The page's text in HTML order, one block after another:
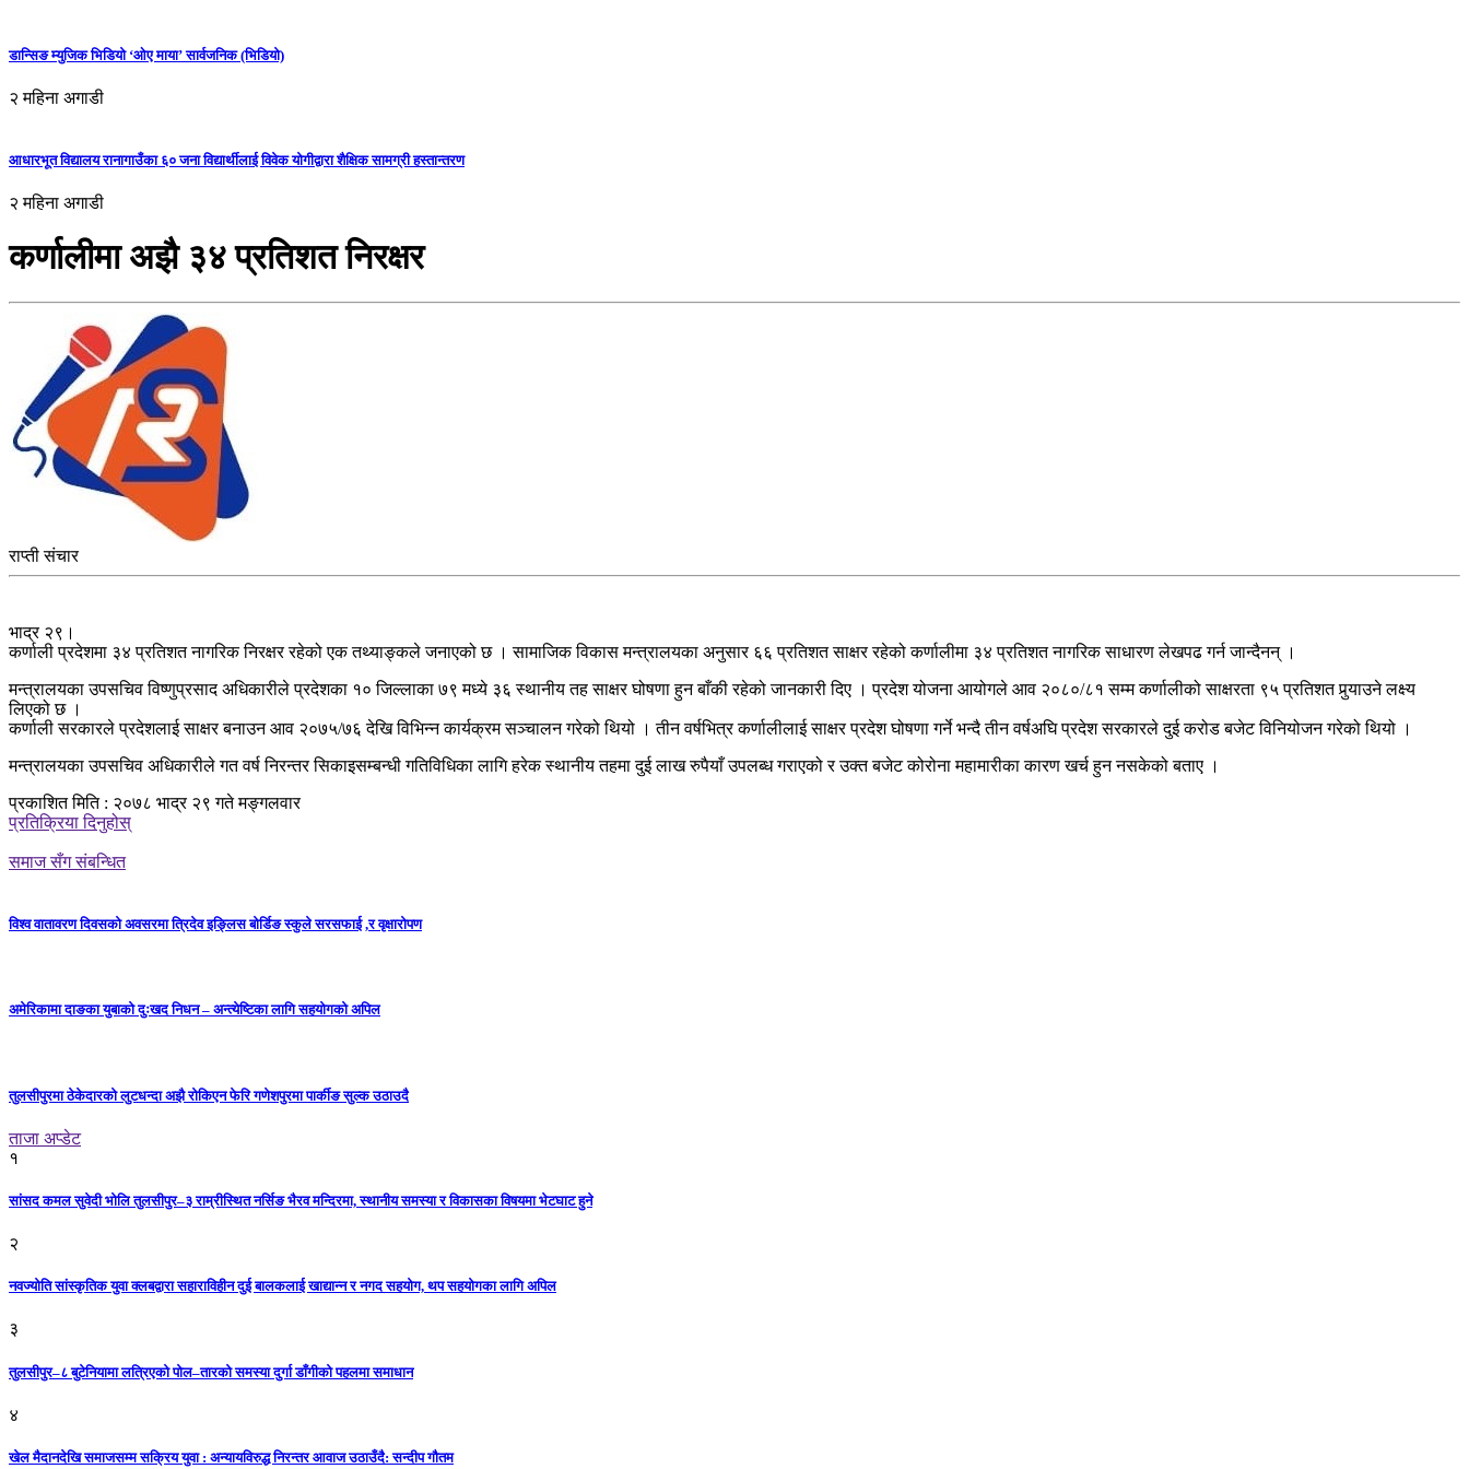
डान्सिङ म्युजिक भिडियो ‘ओए माया’ सार्वजनिक (भिडियो)
२ महिना अगाडी
आधारभूत विद्यालय रानागाउँका ६० जना विद्यार्थीलाई विवेक योगीद्वारा शैक्षिक सामग्री हस्तान्तरण
२ महिना अगाडी
कर्णालीमा अझै ३४ प्रतिशत निरक्षर
राप्ती संचार
भाद्र २९।
कर्णाली प्रदेशमा ३४ प्रतिशत नागरिक निरक्षर रहेको एक तथ्याङ्कले जनाएको छ । सामाजिक विकास मन्त्रालयका अनुसार ६६ प्रतिशत साक्षर रहेको कर्णालीमा ३४ प्रतिशत नागरिक साधारण लेखपढ गर्न जान्दैनन् ।
मन्त्रालयका उपसचिव विष्णुप्रसाद अधिकारीले प्रदेशका १० जिल्लाका ७९ मध्ये ३६ स्थानीय तह साक्षर घोषणा हुन बाँकी रहेको जानकारी दिए । प्रदेश योजना आयोगले आव २०८०/८१ सम्म कर्णालीको साक्षरता ९५ प्रतिशत पुर्‍याउने लक्ष्य
लिएको छ ।
कर्णाली सरकारले प्रदेशलाई साक्षर बनाउन आव २०७५/७६ देखि विभिन्न कार्यक्रम सञ्चालन गरेको थियो । तीन वर्षभित्र कर्णालीलाई साक्षर प्रदेश घोषणा गर्ने भन्दै तीन वर्षअघि प्रदेश सरकारले दुई करोड बजेट विनियोजन गरेको थियो ।
मन्त्रालयका उपसचिव अधिकारीले गत वर्ष निरन्तर सिकाइसम्बन्धी गतिविधिका लागि हरेक स्थानीय तहमा दुई लाख रुपैयाँ उपलब्ध गराएको र उक्त बजेट कोरोना महामारीका कारण खर्च हुन नसकेको बताए ।
प्रकाशित मिति : २०७८ भाद्र २९ गते मङ्गलवार
प्रतिक्रिया दिनुहोस्
समाज सँग संबन्धित
विश्व वातावरण दिवसको अवसरमा त्रिदेव इङ्लिस बोर्डिङ स्कुले सरसफाई ,र वृक्षारोपण
अमेरिकामा दाङका युबाको दुःखद निधन – अन्त्येष्टिका लागि सहयोगको अपिल
तुलसीपुरमा ठेकेदारको लुटधन्दा अझै रोकिएन फेरि गणेशपुरमा पार्कीङ सुल्क उठाउदै
ताजा अप्डेट
१
सांसद कमल सुवेदी भोलि तुलसीपुर–३ राम्रीस्थित नर्सिङ भैरव मन्दिरमा, स्थानीय समस्या र विकासका विषयमा भेटघाट हुने
२
नवज्योति सांस्कृतिक युवा क्लबद्वारा सहाराविहीन दुई बालकलाई खाद्यान्न र नगद सहयोग, थप सहयोगका लागि अपिल
३
तुलसीपुर–८ बुटेनियामा लत्रिएको पोल–तारको समस्या दुर्गा डाँगीको पहलमा समाधान
४
खेल मैदानदेखि समाजसम्म सक्रिय युवा : अन्यायविरुद्ध निरन्तर आवाज उठाउँदै: सन्दीप गौतम